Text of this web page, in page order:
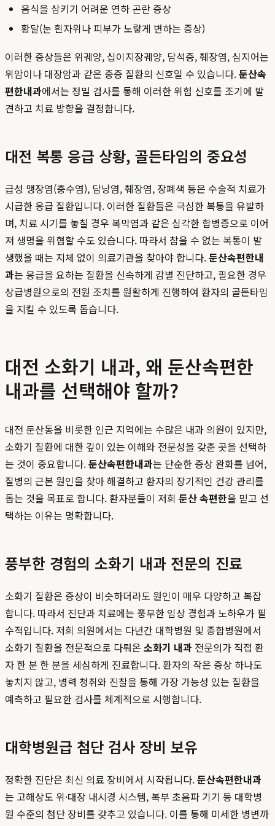
음식을 삼키기 어려운 연하 곤란 증상
황달(눈 흰자위나 피부가 노랗게 변하는 증상)
이러한 증상들은 위궤양, 십이지장궤양, 담석증, 췌장염, 심지어는
위암이나 대장암과 같은 중증 질환의 신호일 수 있습니다.둔산속
편한내과에서는 정밀 검사를 통해 이러한 위험 신호를 조기에 발
견하고 치료 방향을 결정합니다.
대전 복통 응급 상황, 골든타임의 중요성
급성 맹장염(충수염), 담낭염, 췌장염, 장폐색 등은 수술적 치료가
시급한 응급 질환입니다. 이러한 질환들은 극심한 복통을 유발하
며, 치료 시기를 놓칠 경우 복막염과 같은 심각한 합병증으로 이어
져 생명을 위협할 수도 있습니다. 따라서 참을 수 없는 복통이 발
생했을 때는 지체 없이 의료기관을 찾아야 합니다.둔산속편한내
과는 응급을 요하는 질환을 신속하게 감별 진단하고, 필요한 경우
상급병원으로의 전원 조치를 원활하게 진행하여 환자의 골든타임
을 지킬 수 있도록 돕습니다.
대전 소화기 내과, 왜 둔산속편한
내과를 선택해야 할까?
대전 둔산동을 비롯한 인근 지역에는 수많은 내과 의원이 있지만,
소화기 질환에 대한 깊이 있는 이해와 전문성을 갖춘 곳을 선택하
는 것이 중요합니다.둔산속편한내과는 단순한 증상 완화를 넘어,
질병의 근본 원인을 찾아 해결하고 환자의 장기적인 건강 관리를
돕는 것을 목표로 합니다. 환자분들이 저희 둔산 속편한을 믿고 선
택하는 이유는 명확합니다.
풍부한 경험의 소화기 내과 전문의 진료
소화기 질환은 증상이 비슷하더라도 원인이 매우 다양하고 복잡
합니다. 따라서 진단과 치료에는 풍부한 임상 경험과 노하우가 필
수적입니다. 저희 의원에서는 다년간 대학병원 및 종합병원에서
소화기 질환을 전문적으로 다뤄온 소화기 내과 전문의가 직접 환
자 한 분 한 분을 세심하게 진료합니다. 환자의 작은 증상 하나도
놓치지 않고, 병력 청취와 진찰을 통해 가장 가능성 있는 질환을
예측하고 필요한 검사를 체계적으로 시행합니다.
대학병원급 첨단 검사 장비 보유
정확한 진단은 최신 의료 장비에서 시작됩니다.둔산속편한내과
는 고해상도 위·대장 내시경 시스템, 복부 초음파 기기 등 대학병
원 수준의 첨단 장비를 갖추고 있습니다. 이를 통해 미세한 병변까